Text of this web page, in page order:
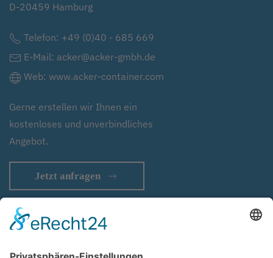
D-20459 Hamburg
Telefon: +49 (0)40 - 685 669
E-Mail: acker@acker-gmbh.de
Web: www.acker-container.com
Gerne erstellen wir Ihnen ein
kostenloses und unverbindliches
Angebot.
Jetzt anfragen